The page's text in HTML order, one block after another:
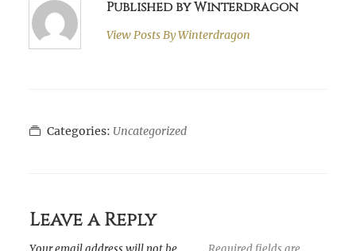
Published by Winterdragon
View Posts ByWinterdragon
Categories: Uncategorized
Leave a Reply